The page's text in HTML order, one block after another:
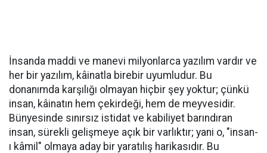
İnsanda maddi ve manevi milyonlarca yazılım vardır ve
her bir yazılım, kâinatla birebir uyumludur. Bu
donanımda karşılığı olmayan hiçbir şey yoktur; çünkü
insan, kâinatın hem çekirdeği, hem de meyvesidir.
Bünyesinde sınırsız istidat ve kabiliyet barındıran
insan, sürekli gelişmeye açık bir varlıktır; yani o, "insan-
ı kâmil" olmaya aday bir yaratılış harikasıdır. Bu